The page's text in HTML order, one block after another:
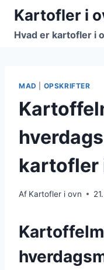
Fortsæt
indhold
Kartofler i
Hvad er kartofler i
MAD OPSKRIFTER
kartofler
Af Kartofler i ovn